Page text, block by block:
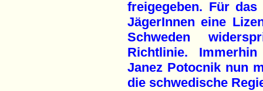
freigegeben. Für
JägerInnen eine
Schweden
Richtlinie.
Janez Potocnik nun
die schwedische